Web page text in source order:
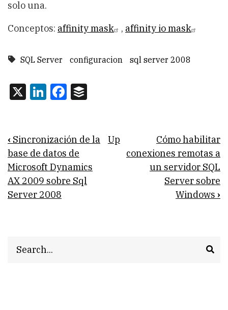
solo una.
Conceptos: affinity mask , affinity io mask
SQL Server configuracion sql server 2008
X LinkedIn
Facebook
Book
traversal
links
for
dos
‹ Sincronización de la
base de datos de
Microsoft Dynamics
AX 2009 sobre Sql
Server 2008
Up
Cómo habilitar
conexiones remotas a
un servidor SQL
Server sobre
Windows ›